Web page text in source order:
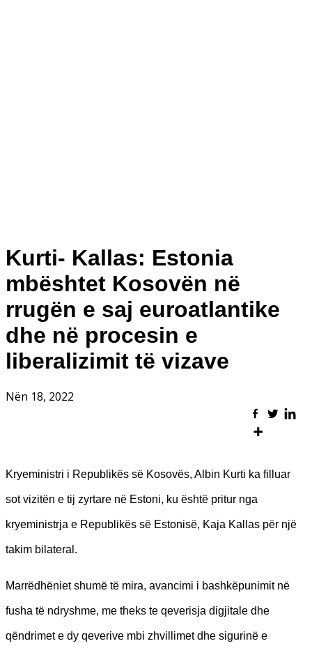
Kurti- Kallas: Estonia
mbështet Kosovën në
rrugën e saj euroatlantike
dhe në procesin e
liberalizimit të vizave
Nën 18, 2022
Kryeministri i Republikës së Kosovës, Albin Kurti ka filluar
sot vizitën e tij zyrtare në Estoni, ku është pritur nga
kryeministrja e Republikës së Estonisë, Kaja Kallas për një
takim bilateral.
Marrëdhëniet shumë të mira, avancimi i bashkëpunimit në
fusha të ndryshme, me theks te qeverisja digjitale dhe
qëndrimet e dy qeverive mbi zhvillimet dhe sigurinë e